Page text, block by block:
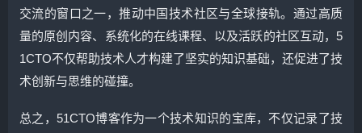
交流的窗口之一，推动中国技术社区与全球接轨。通过高质
量的原创内容、系统化的在线课程、以及活跃的社区互动，5
1CTO不仅帮助技术人才构建了坚实的知识基础，还促进了技
术创新与思维的碰撞。
总之，51CTO博客作为一个技术知识的宝库，不仅记录了技